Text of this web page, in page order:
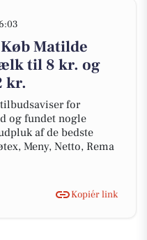
Matilde
til 8 kr. og
kr.
for
og fundet nogle
af de bedste
Meny, Netto, Rema
Kopiér link